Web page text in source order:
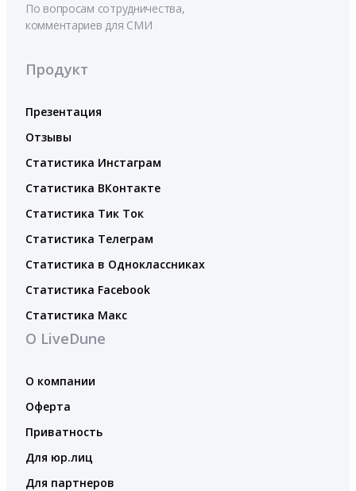
По вопросам сотрудничества,
комментариев для СМИ
Продукт
Презентация
Отзывы
Статистика Инстаграм
Статистика ВКонтакте
Статистика Тик Ток
Статистика Телеграм
Статистика в Одноклассниках
Статистика Facebook
Статистика Макс
О LiveDune
О компании
Оферта
Приватность
Для юр.лиц
Для партнеров